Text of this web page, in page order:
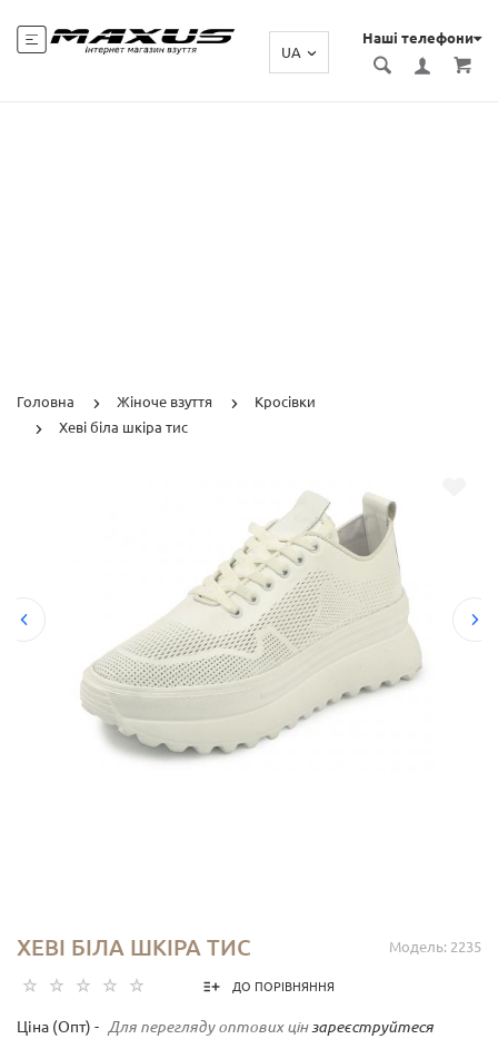
Наші телефони
UA
Головна Жіноче взуття
Кросівки
Хеві біла шкіра тис
Модель: 2235
ХЕВІ БІЛА ШКІРА ТИС
ДО ПОРІВНЯННЯ
Ціна (Опт) - Для перегляду оптових цінзареєструйтеся